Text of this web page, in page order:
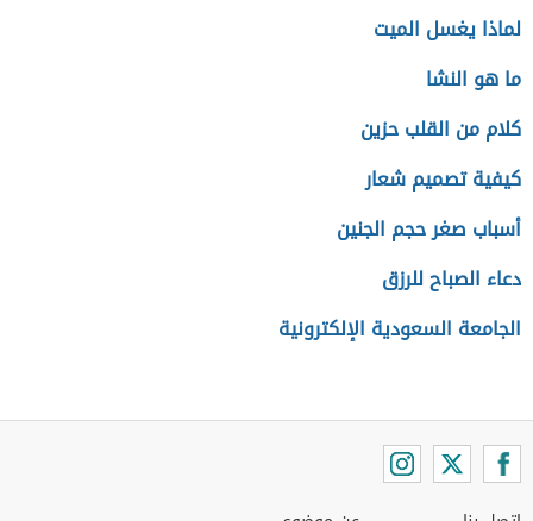
لماذا يغسل الميت
ما هو النشا
كلام من القلب حزين
كيفية تصميم شعار
أسباب صغر حجم الجنين
دعاء الصباح للرزق
الجامعة السعودية الإلكترونية